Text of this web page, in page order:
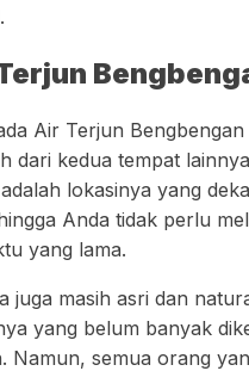
Air Terjun
dari kedua tempat
lokasinya yang
Anda tidak perlu
yang lama.
juga masih asri dan
yang belum banyak
Namun, semua orang